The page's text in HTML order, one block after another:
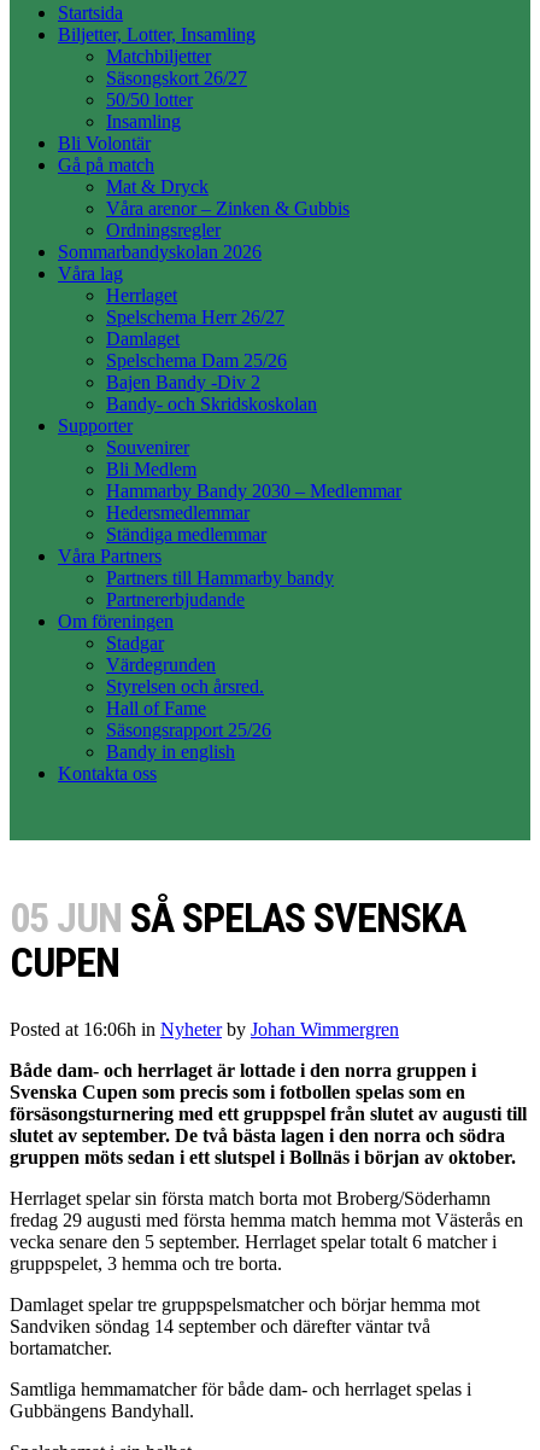
Startsida
Biljetter, Lotter, Insamling
Matchbiljetter
Säsongskort 26/27
50/50 lotter
Insamling
Bli Volontär
Gå på match
Mat & Dryck
Våra arenor – Zinken & Gubbis
Ordningsregler
Sommarbandyskolan 2026
Våra lag
Herrlaget
Spelschema Herr 26/27
Damlaget
Spelschema Dam 25/26
Bajen Bandy -Div 2
Bandy- och Skridskoskolan
Supporter
Souvenirer
Bli Medlem
Hammarby Bandy 2030 – Medlemmar
Hedersmedlemmar
Ständiga medlemmar
Våra Partners
Partners till Hammarby bandy
Partnererbjudande
Om föreningen
Stadgar
Värdegrunden
Styrelsen och årsred.
Hall of Fame
Säsongsrapport 25/26
Bandy in english
Kontakta oss
05 JUN SÅ SPELAS SVENSKA
CUPEN
Posted at 16:06h in Nyheter by Johan Wimmergren
Både dam- och herrlaget är lottade i den norra gruppen i
Svenska Cupen som precis som i fotbollen spelas som en
försäsongsturnering med ett gruppspel från slutet av augusti till
slutet av september. De två bästa lagen i den norra och södra
gruppen möts sedan i ett slutspel i Bollnäs i början av oktober.
Herrlaget spelar sin första match borta mot Broberg/Söderhamn
fredag 29 augusti med första hemma match hemma mot Västerås en
vecka senare den 5 september. Herrlaget spelar totalt 6 matcher i
gruppspelet, 3 hemma och tre borta.
Damlaget spelar tre gruppspelsmatcher och börjar hemma mot
Sandviken söndag 14 september och därefter väntar två
bortamatcher.
Samtliga hemmamatcher för både dam- och herrlaget spelas i
Gubbängens Bandyhall.